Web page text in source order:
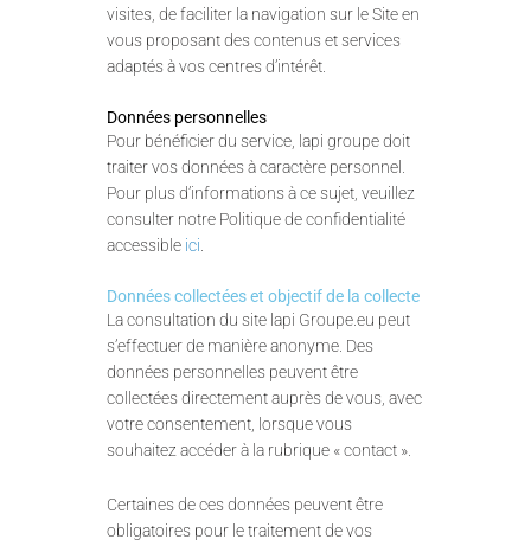
visites, de faciliter la navigation sur le Site en
vous proposant des contenus et services
adaptés à vos centres d’intérêt.
Données personnelles
Pour bénéficier du service, lapi groupe doit
traiter vos données à caractère personnel.
Pour plus d’informations à ce sujet, veuillez
consulter notre Politique de confidentialité
accessible ici.
Données collectées et objectif de la collecte
La consultation du site lapi Groupe.eu peut
s’effectuer de manière anonyme. Des
données personnelles peuvent être
collectées directement auprès de vous, avec
votre consentement, lorsque vous
souhaitez accéder à la rubrique « contact ».
Certaines de ces données peuvent être
obligatoires pour le traitement de vos